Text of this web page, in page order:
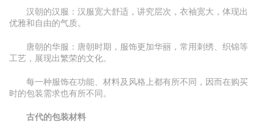
汉朝的汉服：汉服宽大舒适，讲究层次，衣袖宽大，体现出
优雅和自由的气质。
唐朝的华服：唐朝时期，服饰更加华丽，常用刺绣、织锦等
工艺，展现出繁荣的文化。
每一种服饰在功能、材料及风格上都有所不同，因而在购买
时的包装需求也有所不同。
古代的包装材料